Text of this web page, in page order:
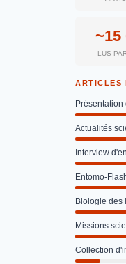
~15
LUS
ARTICLES
Présentation
Actualités
Interview
Entomo-
Biologie des
Missions
Collection